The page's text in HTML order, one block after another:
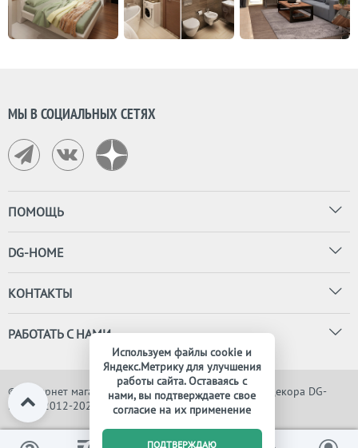
МЫ В СОЦИАЛЬНЫХ СЕТЯХ
ПОМОЩЬ
DG-HOME
КОНТАКТЫ
РАБОТАТЬ С НАМИ
© Интернет магазин дизайнерской мебели, света и декора DG-
HOME, 2012-2026. Все права защищены
0
Используем файлы cookie и
Яндекс.Метрику для улучшения
работы сайта. Оставаясь с
нами, вы подтверждаете свое
согласие на их применение
ПОДТВЕРЖДАЮ